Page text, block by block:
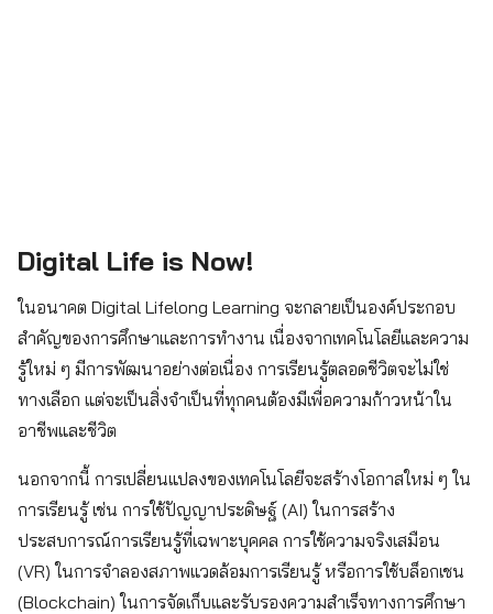
Digital Life is Now!
ในอนาคต Digital Lifelong Learning จะกลายเป็นองค์ประกอบ
สำคัญของการศึกษาและการทำงาน เนื่องจากเทคโนโลยีและความ
รู้ใหม่ ๆ มีการพัฒนาอย่างต่อเนื่อง การเรียนรู้ตลอดชีวิตจะไม่ใช่
ทางเลือก แต่จะเป็นสิ่งจำเป็นที่ทุกคนต้องมีเพื่อความก้าวหน้าใน
อาชีพและชีวิต
นอกจากนี้ การเปลี่ยนแปลงของเทคโนโลยีจะสร้างโอกาสใหม่ ๆ ใน
การเรียนรู้ เช่น การใช้ปัญญาประดิษฐ์ (AI) ในการสร้าง
ประสบการณ์การเรียนรู้ที่เฉพาะบุคคล การใช้ความจริงเสมือน
(VR) ในการจำลองสภาพแวดล้อมการเรียนรู้ หรือการใช้บล็อกเชน
(Blockchain) ในการจัดเก็บและรับรองความสำเร็จทางการศึกษา